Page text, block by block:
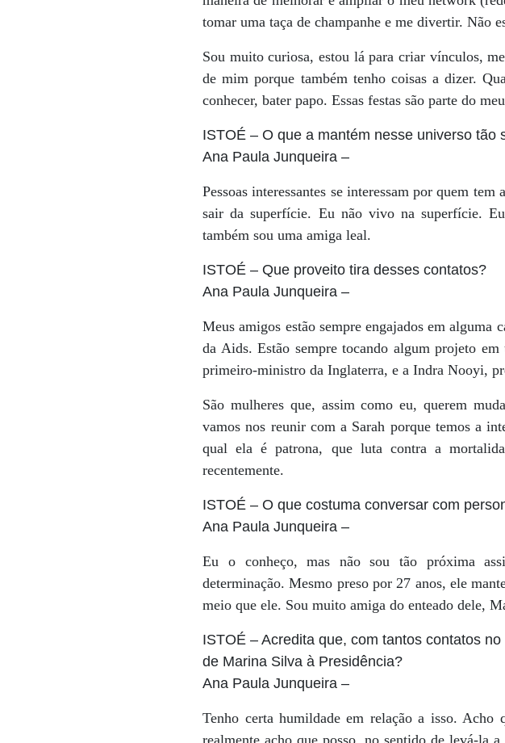
tomar uma taça de champanhe e me divertir. Não
Sou muito curiosa, estou lá para criar vínculos,
de mim porque também tenho coisas a dizer.
conhecer, bater papo. Essas festas são parte do
ISTOÉ – O que a mantém nesse universo tão
Ana Paula Junqueira –
Pessoas interessantes se interessam por quem
sair da superfície. Eu não vivo na superfície.
também sou uma amiga leal.
ISTOÉ – Que proveito tira desses contatos?
Ana Paula Junqueira –
Meus amigos estão sempre engajados em
da Aids. Estão sempre tocando algum projeto
primeiro-ministro da Inglaterra, e a Indra Nooyi,
São mulheres que, assim como eu, querem
vamos nos reunir com a Sarah porque temos a
qual ela é patrona, que luta contra a
recentemente.
ISTOÉ – O que costuma conversar com
Ana Paula Junqueira –
Eu o conheço, mas não sou tão próxima
determinação. Mesmo preso por 27 anos, ele
meio que ele. Sou muito amiga do enteado dele,
ISTOÉ – Acredita que, com tantos contatos
de Marina Silva à Presidência?
Ana Paula Junqueira –
Tenho certa humildade em relação a isso.